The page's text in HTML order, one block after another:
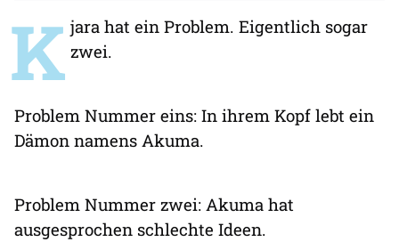
K jara hat ein Problem. Eigentlich sogar
zwei.
Problem Nummer eins: In ihrem Kopf lebt ein
Dämon namens Akuma.
Problem Nummer zwei: Akuma hat
ausgesprochen schlechte Ideen.